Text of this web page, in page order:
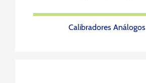
Calibradores Análogos